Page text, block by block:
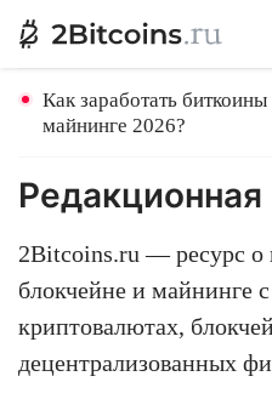
Как заработать
майнинге 2026?
Редакционная
2Bitcoins.ru — ресурс о
блокчейне и майнинге
криптовалютах,
децентрализованных